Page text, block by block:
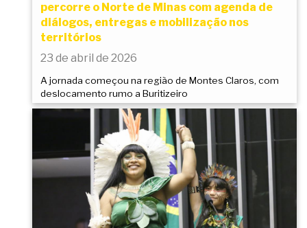
percorre o Norte de Minas com agenda de
diálogos, entregas e mobilização nos
territórios
23 de abril de 2026
A jornada começou na região de Montes Claros, com
deslocamento rumo a Buritizeiro